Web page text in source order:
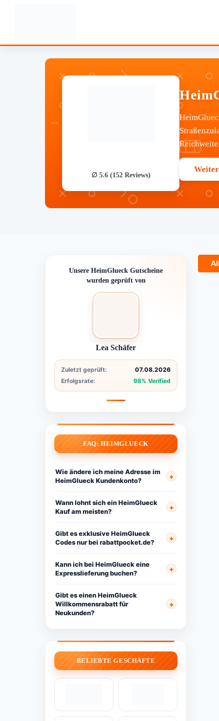
∅ 5.6 (152 Reviews)
Unsere HeimGlueck Gutscheine
wurden geprüft von
Lea Schäfer
Zuletzt geprüft:
07.08.2026
Erfolgsrate:
98% Verified
FAQ: HEIMGLUECK
Wie ändere ich meine Adresse im
HeimGlueck Kundenkonto?
Wann lohnt sich ein HeimGlueck
Kauf am meisten?
Gibt es exklusive HeimGlueck
Codes nur bei rabattpocket.de?
Kann ich bei HeimGlueck eine
Expresslieferung buchen?
Gibt es einen HeimGlueck
Willkommensrabatt für
Neukunden?
BELIEBTE GESCHÄFTE